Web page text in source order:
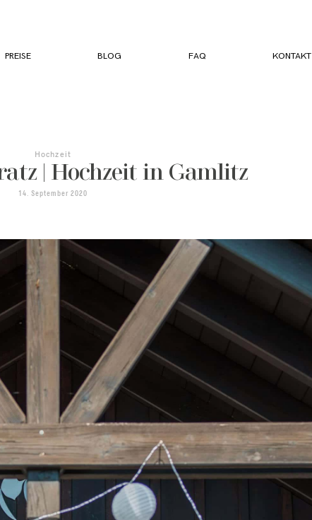
PREISE BLOG FAQ KONTAKT
Hochzeit
| Hochzeit in Gamlitz
14. September 2020